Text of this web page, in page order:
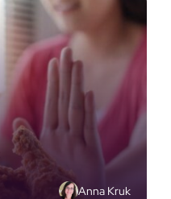
Anna Kruk